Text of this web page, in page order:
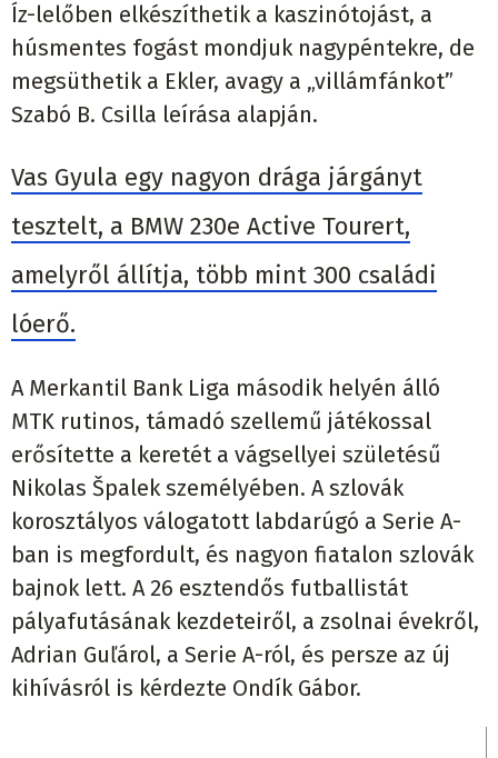
Íz-lelőben elkészíthetik a kaszinótojást, a
húsmentes fogást mondjuk nagypéntekre, de
megsüthetik a Ekler, avagy a „villámfánkot”
Szabó B. Csilla leírása alapján.
Vas Gyula egy nagyon drága járgányt
tesztelt, a BMW 230e Active Tourert,
amelyről állítja, több mint 300 családi
lóerő.
A Merkantil Bank Liga második helyén álló
MTK rutinos, támadó szellemű játékossal
erősítette a keretét a vágsellyei születésű
Nikolas Špalek személyében. A szlovák
korosztályos válogatott labdarúgó a Serie A-
ban is megfordult, és nagyon fiatalon szlovák
bajnok lett. A 26 esztendős futballistát
pályafutásának kezdeteiről, a zsolnai évekről,
Adrian Guľárol, a Serie A-ról, és persze az új
kihívásról is kérdezte Ondík Gábor.